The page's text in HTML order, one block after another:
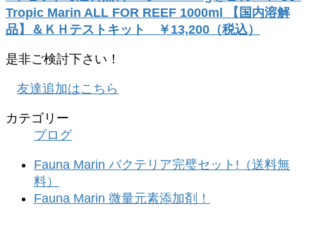
Tropic Marin ALL FOR REEF 1000ml 【国内溶解
品】＆ＫＨテストキット ￥13,200（税込）
是非ご検討下さい！
友達追加はこちら
カテゴリー
ブログ
Fauna Marin バクテリア完璧セット!（送料無
料）
Fauna Marin 微量元素添加剤！